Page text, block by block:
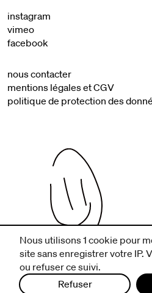
instagram
vimeo
facebook
nous contacter
mentions légales et CGV
politique de protection des
infos pratiques
billetterie
nous suivre
Nous utilisons 1 cookie pour
site sans enregistrer votre IP.
ou refuser ce suivi.
Refuser